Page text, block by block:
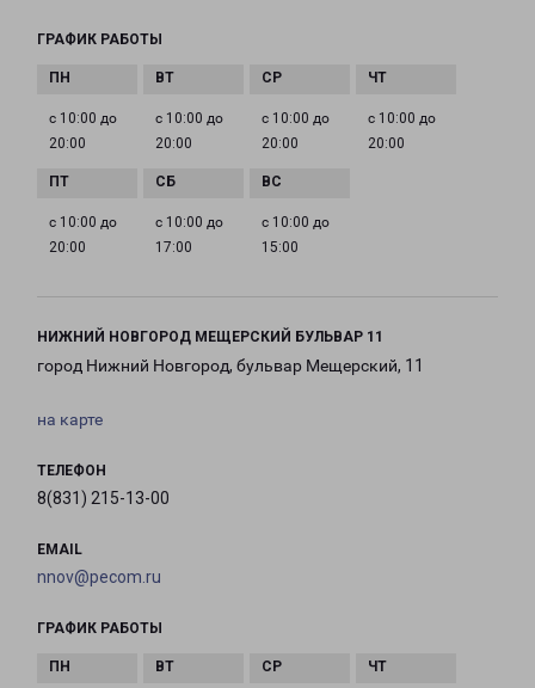
ГРАФИК РАБОТЫ
с 10:00 до
20:00
с 10:00 до
20:00
с 10:00 до
20:00
с 10:00 до
20:00
с 10:00 до
20:00
с 10:00 до
17:00
с 10:00 до
15:00
НИЖНИЙ НОВГОРОД МЕЩЕРСКИЙ БУЛЬВАР 11
город Нижний Новгород, бульвар Мещерский, 11
на карте
ТЕЛЕФОН
8(831) 215-13-00
EMAIL
nnov@pecom.ru
ГРАФИК РАБОТЫ